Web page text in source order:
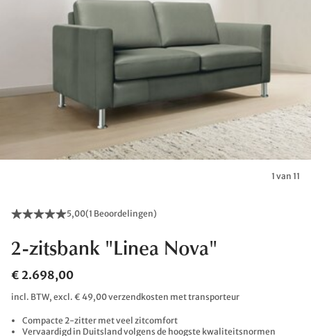
1 van 11
5,00(1 Beoordelingen)
2-zitsbank "Linea Nova"
€ 2.698,00
incl. BTW, excl. € 49,00 verzendkosten met transporteur
Compacte 2-zitter met veel zitcomfort
Vervaardigd in Duitsland volgens de hoogste kwaliteitsnormen